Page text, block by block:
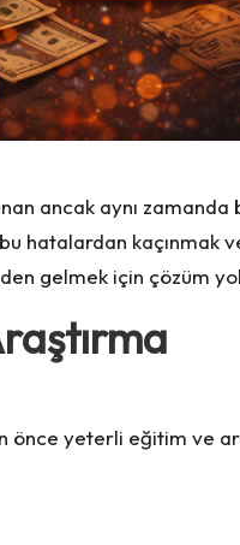
ancak aynı
hatalardan
gelmek için çözüm
önce yeterli eğitim ve